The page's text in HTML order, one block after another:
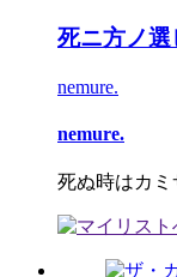
死ニ方ノ選
nemure.
nemure.
死ぬ時はカ